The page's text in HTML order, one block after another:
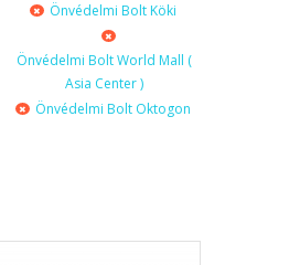
Önvédelmi Bolt Köki
Önvédelmi Bolt World Mall (
Asia Center )
Önvédelmi Bolt Oktogon